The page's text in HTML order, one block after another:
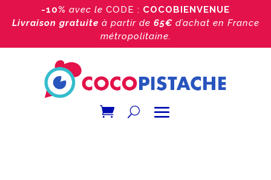
-10% avec le CODE : COCOBIENVENUE
Livraison gratuite à partir de 65€ d’achat en France
métropolitaine.